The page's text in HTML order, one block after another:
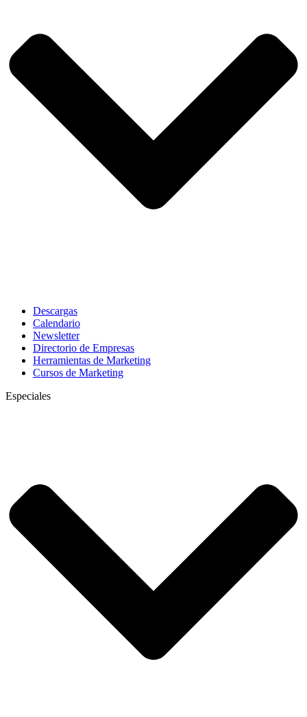
Descargas
Calendario
Newsletter
Directorio de Empresas
Herramientas de Marketing
Cursos de Marketing
Especiales